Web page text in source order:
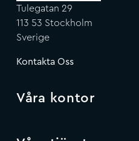
Tulegatan 29
113 53 Stockholm
Sverige
Kontakta Oss
Våra kontor